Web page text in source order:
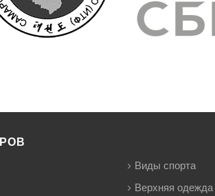
Виды спорта
Верхняя одежда